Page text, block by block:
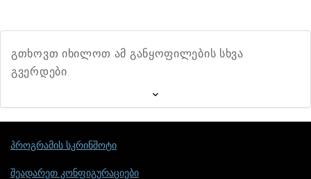
გთხოვთ იხილოთ ამ განყოფილების სხვა
გვერდები.
პროგრამის სკრინშოტი
შეადარეთ კონფიგურაციები